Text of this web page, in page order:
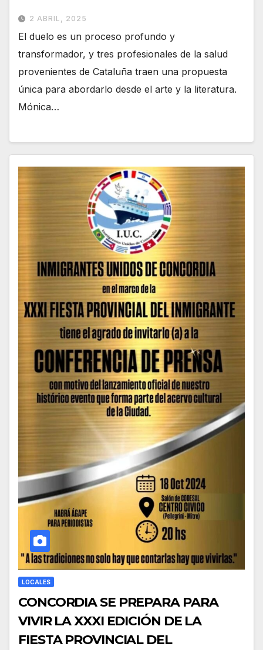
2 ABRIL, 2025
El duelo es un proceso profundo y
transformador, y tres profesionales de la salud
provenientes de Cataluña traen una propuesta
única para abordarlo desde el arte y la literatura.
Mónica…
LOCALES
CONCORDIA SE PREPARA PARA
VIVIR LA XXXI EDICIÓN DE LA
FIESTA PROVINCIAL DEL